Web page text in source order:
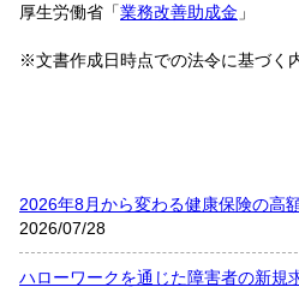
厚生労働省「業務改善助成金 」
※文書作成日時点での法令に基づく
2026年8月から変わる健康保険の高
2026/07/28
ハローワークを通じた障害者の新規